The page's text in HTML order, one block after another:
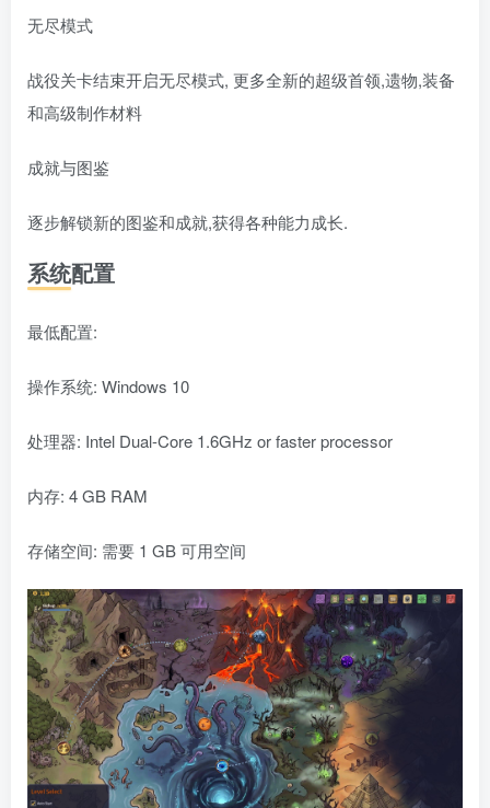
无尽模式
战役关卡结束开启无尽模式, 更多全新的超级首领,遗物,装备
和高级制作材料
成就与图鉴
逐步解锁新的图鉴和成就,获得各种能力成长.
系统配置
最低配置:
操作系统: Windows 10
处理器: Intel Dual-Core 1.6GHz or faster processor
内存: 4 GB RAM
存储空间: 需要 1 GB 可用空间